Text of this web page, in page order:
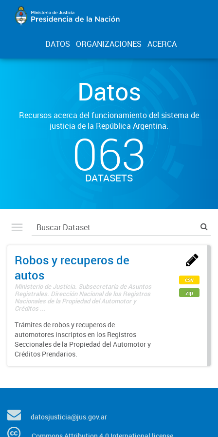
DATOS ORGANIZACIONES ACERCA
Datos
Recursos acerca del funcionamiento del sistema de
justicia de la República Argentina.
063
DATASETS
Robos y recuperos de
autos
Ministerio de Justicia. Subsecretaría de Asuntos
Registrales. Dirección Nacional de los Registros
Nacionales de la Propiedad del Automotor y
Créditos ...
Trámites de robos y recuperos de
automotores inscriptos en los Registros
Seccionales de la Propiedad del Automotor y
Créditos Prendarios.
csv
zip
datosjusticia@jus.gov.ar